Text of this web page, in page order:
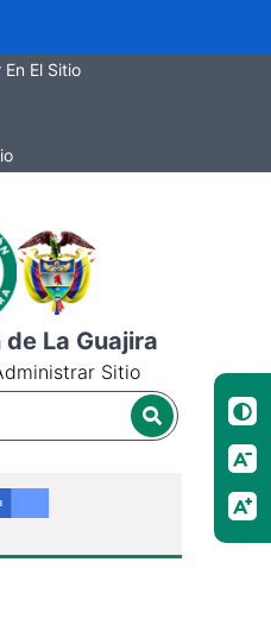
El Sitio
La Guajira
Sitio